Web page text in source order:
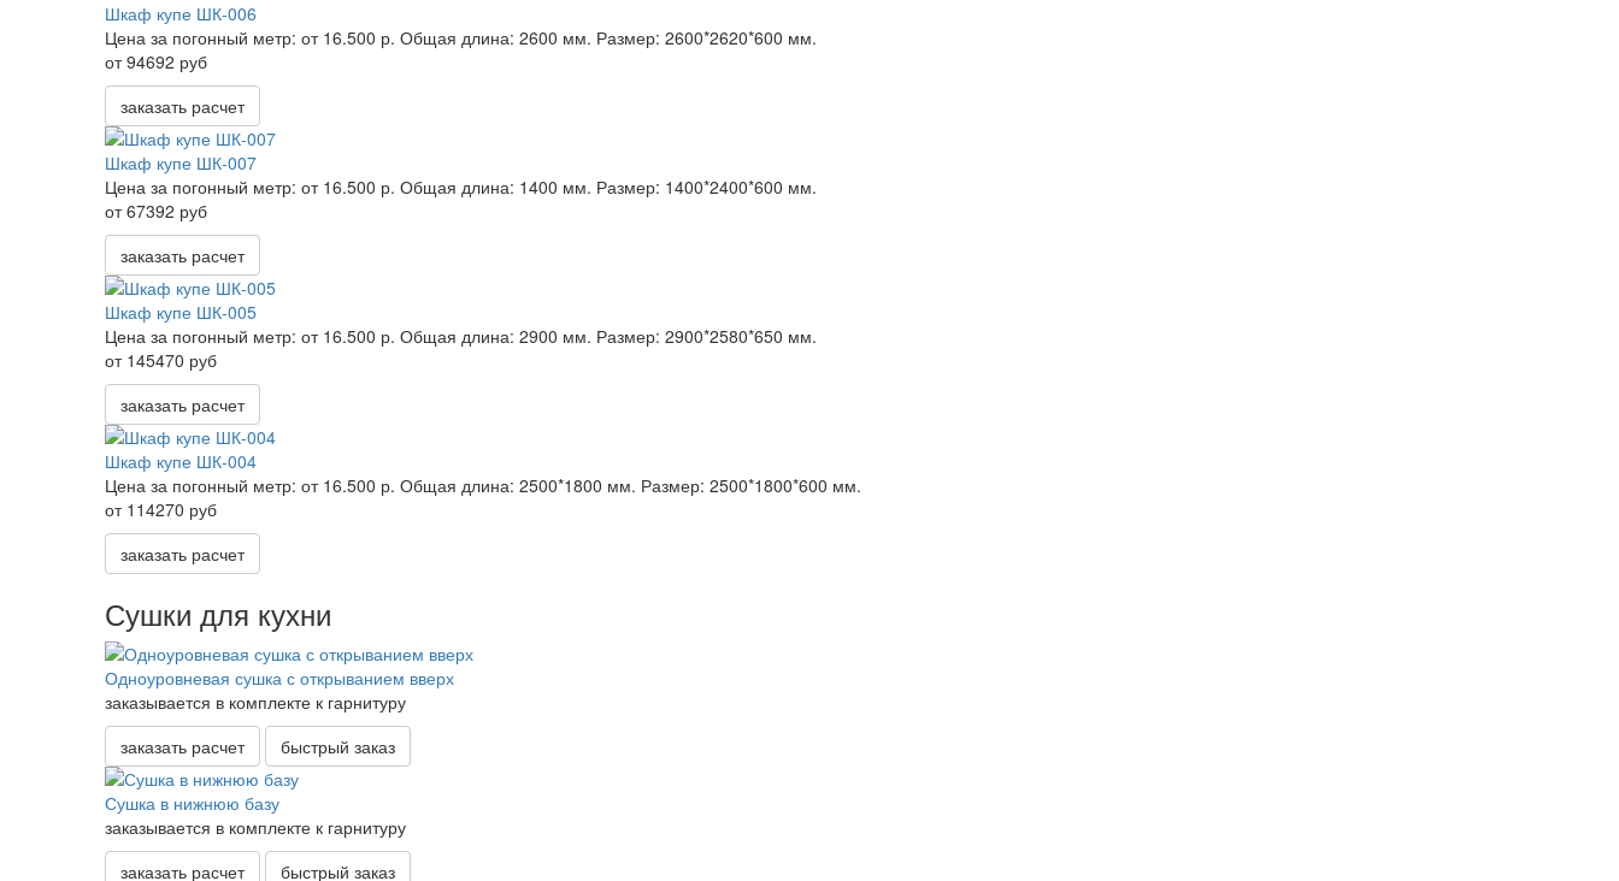
Шкаф купе ШК-006
Цена за погонный метр: от 16.500 р. Общая длина: 2600 мм. Размер: 2600*2620*600 мм.
от 94692 руб
заказать расчет
Шкаф купе ШК-007
Цена за погонный метр: от 16.500 р. Общая длина: 1400 мм. Размер: 1400*2400*600 мм.
от 67392 руб
заказать расчет
Шкаф купе ШК-005
Цена за погонный метр: от 16.500 р. Общая длина: 2900 мм. Размер: 2900*2580*650 мм.
от 145470 руб
заказать расчет
Шкаф купе ШК-004
Цена за погонный метр: от 16.500 р. Общая длина: 2500*1800 мм. Размер: 2500*1800*600 мм.
от 114270 руб
заказать расчет
Сушки для кухни
Одноуровневая сушка с открыванием вверх
заказывается в комплекте к гарнитуру
заказать расчет
быстрый заказ
Сушка в нижнюю базу
заказывается в комплекте к гарнитуру
заказать расчет
быстрый заказ